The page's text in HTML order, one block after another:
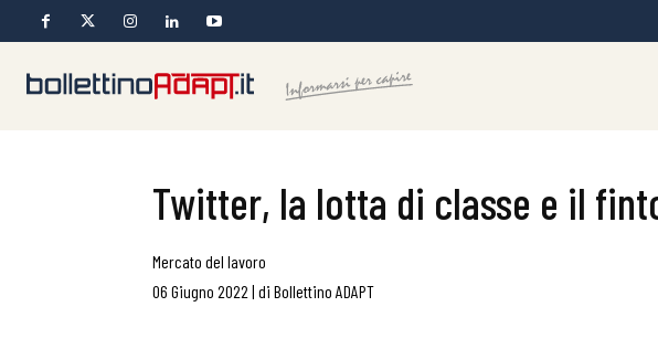
Twitter, la lotta di classe e il
Mercato del lavoro
06 Giugno 2022 | di Bollettino ADAPT